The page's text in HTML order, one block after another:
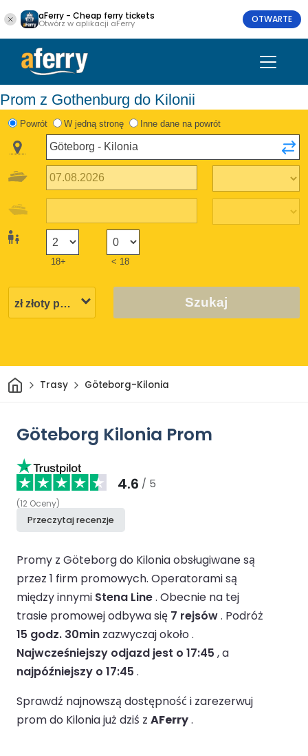
aFerry - Cheap ferry tickets
Otwórz w aplikacji aFerry OTWARTE
Prom z Gothenburg do Kilonii
Powrót W jedną stronę Inne dane na powrót
18+ < 18
Szukaj
DomTrasy Göteborg-Kilonia
Göteborg Kilonia Prom
4.6 / 5
(12 Oceny)
Przeczytaj recenzje
Promy z Göteborg do Kilonia obsługiwane są
przez 1 firm promowych. Operatorami są
między innymi Stena Line. Obecnie na tej
trasie promowej odbywa się 7 rejsów. Podróż
15 godz. 30min zazwyczaj około .
Najwcześniejszy odjazd jest o 17:45 , a
najpóźniejszy o 17:45 .
Sprawdź najnowszą dostępność i zarezerwuj
prom do Kilonia już dziś z AFerry.